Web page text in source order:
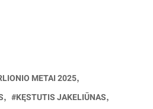
METAI 2025
KĘSTUTIS JAKELIŪNAS